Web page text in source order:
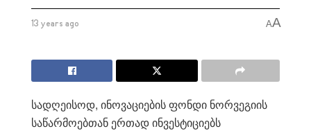
13 years ago AA
სადღეისოდ, ინოვაციების ფონდი ნორვეგიის
საწარმოებთან ერთად ინვესტიციებს